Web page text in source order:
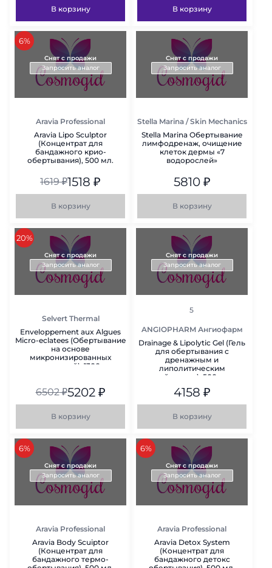
В корзину В корзину
Снят с продажи
Запросить аналог
скидка
6%
Aravia Professional
Aravia Lipo Sculptor
(Концентрат для
бандажного крио-
обертывания), 500 мл.
1619₽1518 ₽
В корзину
Снят с продажи
Запросить аналог
Stella Marina / Skin Mechanics
Stella Marina Обертывание
лимфодренаж, очищение
клеток дермы «7
водорослей»
5810₽
В корзину
Снят с продажи
Запросить аналог
скидка
20%
Selvert Thermal
Enveloppement aux Algues
Micro-eclatees (Обертывание
на основе
микронизированных
водорослей), 1300мл
6502₽5202₽
В корзину
Снят с продажи
Запросить аналог
рейтинг
5
ANGIOPHARM Ангиофарм
Drainage & Lipolytic Gel (Гель
для обертывания с
дренажным и
липолитическим
действием), 500 мл
4158 ₽
В корзину
Снят с продажи
Запросить аналог
скидка
6%
Aravia Professional
Aravia Body Scuiptor
(Концентрат для
бандажного термо-
Снят с продажи
Запросить аналог
скидка
6%
Aravia Professional
Aravia Detox System
(Концентрат для
бандажного детокс